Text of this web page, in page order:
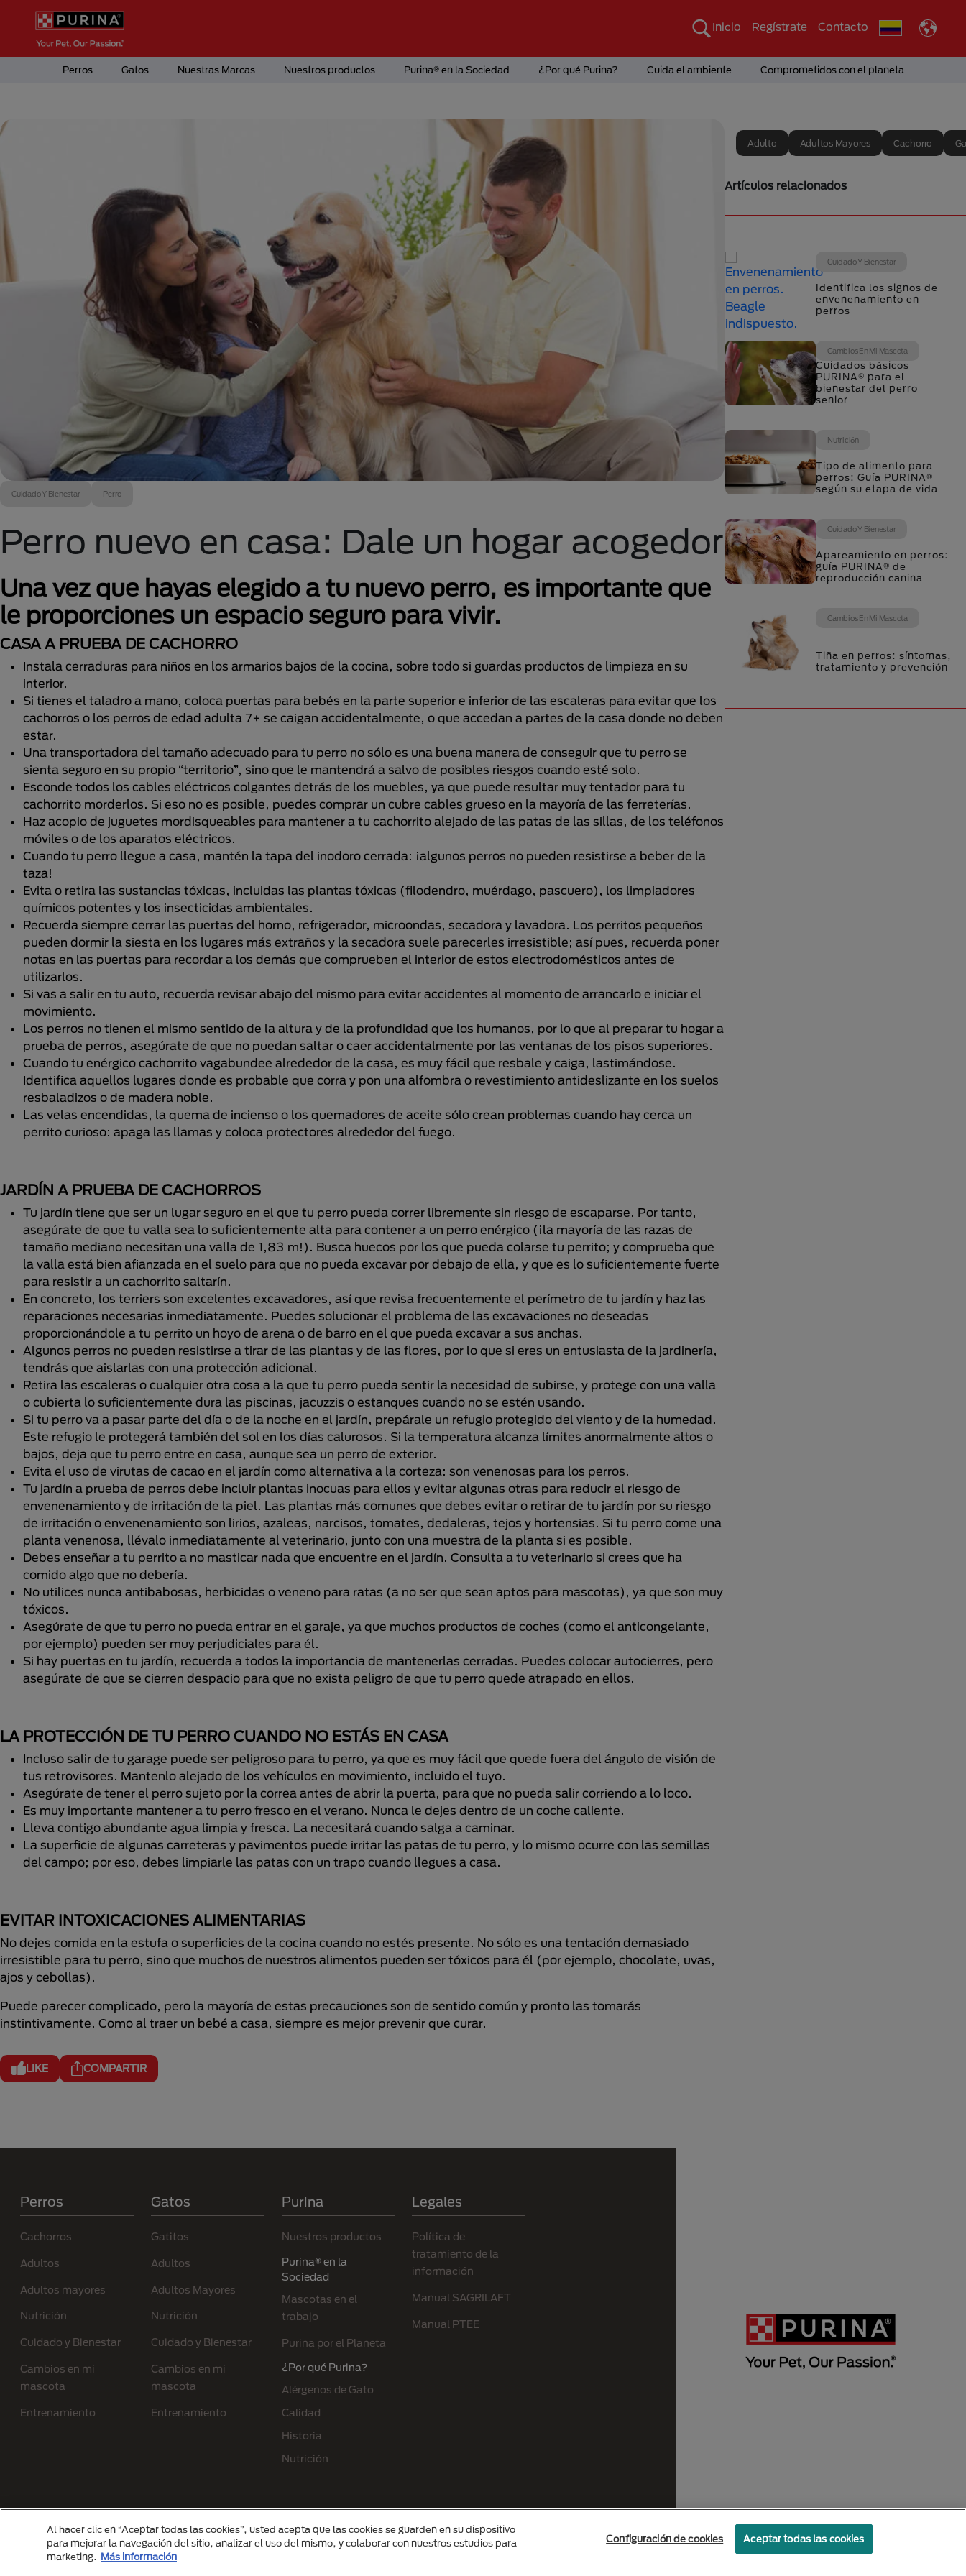
Pasar al contenido principal
Menú Secundario Purina
Inicio Regístrate Contacto
Menú Principal Purina
Perros Gatos Nuestras Marcas Nuestros productos Purina® en la Sociedad ¿Por qué Purina? Cuida el ambiente Comprometidos con el planeta
Cuidado Y Bienestar Perro
Perro nuevo en casa: Dale un hogar acogedor
Una vez que hayas elegido a tu nuevo perro, es importante que
le proporciones un espacio seguro para vivir.
CASA A PRUEBA DE CACHORRO
Instala cerraduras para niños en los armarios bajos de la cocina, sobre todo si guardas productos de limpieza en su
interior.
Si tienes el taladro a mano, coloca puertas para bebés en la parte superior e inferior de las escaleras para evitar que los
cachorros o los perros de edad adulta 7+ se caigan accidentalmente, o que accedan a partes de la casa donde no deben
estar.
Una transportadora del tamaño adecuado para tu perro no sólo es una buena manera de conseguir que tu perro se
sienta seguro en su propio “territorio”, sino que le mantendrá a salvo de posibles riesgos cuando esté solo.
Esconde todos los cables eléctricos colgantes detrás de los muebles, ya que puede resultar muy tentador para tu
cachorrito morderlos. Si eso no es posible, puedes comprar un cubre cables grueso en la mayoría de las ferreterías.
Haz acopio de juguetes mordisqueables para mantener a tu cachorrito alejado de las patas de las sillas, de los teléfonos
móviles o de los aparatos eléctricos.
Cuando tu perro llegue a casa, mantén la tapa del inodoro cerrada: ¡algunos perros no pueden resistirse a beber de la
taza!
Evita o retira las sustancias tóxicas, incluidas las plantas tóxicas (filodendro, muérdago, pascuero), los limpiadores
químicos potentes y los insecticidas ambientales.
Recuerda siempre cerrar las puertas del horno, refrigerador, microondas, secadora y lavadora. Los perritos pequeños
pueden dormir la siesta en los lugares más extraños y la secadora suele parecerles irresistible; así pues, recuerda poner
notas en las puertas para recordar a los demás que comprueben el interior de estos electrodomésticos antes de
utilizarlos.
Si vas a salir en tu auto, recuerda revisar abajo del mismo para evitar accidentes al momento de arrancarlo e iniciar el
movimiento.
Los perros no tienen el mismo sentido de la altura y de la profundidad que los humanos, por lo que al preparar tu hogar a
prueba de perros, asegúrate de que no puedan saltar o caer accidentalmente por las ventanas de los pisos superiores.
Cuando tu enérgico cachorrito vagabundee alrededor de la casa, es muy fácil que resbale y caiga, lastimándose.
Identifica aquellos lugares donde es probable que corra y pon una alfombra o revestimiento antideslizante en los suelos
resbaladizos o de madera noble.
Las velas encendidas, la quema de incienso o los quemadores de aceite sólo crean problemas cuando hay cerca un
perrito curioso: apaga las llamas y coloca protectores alrededor del fuego.
JARDÍN A PRUEBA DE CACHORROS
Tu jardín tiene que ser un lugar seguro en el que tu perro pueda correr libremente sin riesgo de escaparse. Por tanto,
asegúrate de que tu valla sea lo suficientemente alta para contener a un perro enérgico (¡la mayoría de las razas de
tamaño mediano necesitan una valla de 1,83 m!). Busca huecos por los que pueda colarse tu perrito; y comprueba que
la valla está bien afianzada en el suelo para que no pueda excavar por debajo de ella, y que es lo suficientemente fuerte
para resistir a un cachorrito saltarín.
En concreto, los terriers son excelentes excavadores, así que revisa frecuentemente el perímetro de tu jardín y haz las
reparaciones necesarias inmediatamente. Puedes solucionar el problema de las excavaciones no deseadas
proporcionándole a tu perrito un hoyo de arena o de barro en el que pueda excavar a sus anchas.
Algunos perros no pueden resistirse a tirar de las plantas y de las flores, por lo que si eres un entusiasta de la jardinería,
tendrás que aislarlas con una protección adicional.
Retira las escaleras o cualquier otra cosa a la que tu perro pueda sentir la necesidad de subirse, y protege con una valla
o cubierta lo suficientemente dura las piscinas, jacuzzis o estanques cuando no se estén usando.
Si tu perro va a pasar parte del día o de la noche en el jardín, prepárale un refugio protegido del viento y de la humedad.
Este refugio le protegerá también del sol en los días calurosos. Si la temperatura alcanza límites anormalmente altos o
bajos, deja que tu perro entre en casa, aunque sea un perro de exterior.
Evita el uso de virutas de cacao en el jardín como alternativa a la corteza: son venenosas para los perros.
Tu jardín a prueba de perros debe incluir plantas inocuas para ellos y evitar algunas otras para reducir el riesgo de
envenenamiento y de irritación de la piel. Las plantas más comunes que debes evitar o retirar de tu jardín por su riesgo
de irritación o envenenamiento son lirios, azaleas, narcisos, tomates, dedaleras, tejos y hortensias. Si tu perro come una
planta venenosa, llévalo inmediatamente al veterinario, junto con una muestra de la planta si es posible.
Debes enseñar a tu perrito a no masticar nada que encuentre en el jardín. Consulta a tu veterinario si crees que ha
comido algo que no debería.
No utilices nunca antibabosas, herbicidas o veneno para ratas (a no ser que sean aptos para mascotas), ya que son muy
tóxicos.
Asegúrate de que tu perro no pueda entrar en el garaje, ya que muchos productos de coches (como el anticongelante,
por ejemplo) pueden ser muy perjudiciales para él.
Si hay puertas en tu jardín, recuerda a todos la importancia de mantenerlas cerradas. Puedes colocar autocierres, pero
asegúrate de que se cierren despacio para que no exista peligro de que tu perro quede atrapado en ellos.
LA PROTECCIÓN DE TU PERRO CUANDO NO ESTÁS EN CASA
Incluso salir de tu garage puede ser peligroso para tu perro, ya que es muy fácil que quede fuera del ángulo de visión de
tus retrovisores. Mantenlo alejado de los vehículos en movimiento, incluido el tuyo.
Asegúrate de tener el perro sujeto por la correa antes de abrir la puerta, para que no pueda salir corriendo a lo loco.
Es muy importante mantener a tu perro fresco en el verano. Nunca le dejes dentro de un coche caliente.
Lleva contigo abundante agua limpia y fresca. La necesitará cuando salga a caminar.
La superficie de algunas carreteras y pavimentos puede irritar las patas de tu perro, y lo mismo ocurre con las semillas
del campo; por eso, debes limpiarle las patas con un trapo cuando llegues a casa.
EVITAR INTOXICACIONES ALIMENTARIAS
No dejes comida en la estufa o superficies de la cocina cuando no estés presente. No sólo es una tentación demasiado
irresistible para tu perro, sino que muchos de nuestros alimentos pueden ser tóxicos para él (por ejemplo, chocolate, uvas,
ajos y cebollas).
Puede parecer complicado, pero la mayoría de estas precauciones son de sentido común y pronto las tomarás
instintivamente. Como al traer un bebé a casa, siempre es mejor prevenir que curar.
LIKE COMPARTIR
Adulto Adultos Mayores Cachorro
Artículos relacionados
Cuidado Y Bienestar
Identifica los signos de
envenenamiento en
perros
Cambios En Mi Mascota
Cuidados básicos
PURINA® para el
bienestar del perro
senior
Nutrición
Tipo de alimento para
perros: Guía PURINA®
según su etapa de vida
Cuidado Y Bienestar
Apareamiento en perros:
guía PURINA® de
reproducción canina
Cambios En Mi Mascota
Tiña en perros: síntomas,
tratamiento y prevención
Perros
Cachorros
Adultos
Adultos mayores
Nutrición
Cuidado y Bienestar
Cambios en mi
mascota
Entrenamiento
Gatos
Gatitos
Adultos
Adultos Mayores
Nutrición
Cuidado y Bienestar
Cambios en mi
mascota
Entrenamiento
Purina
Nuestros productos
Purina® en la
Sociedad
Mascotas en el
trabajo
Purina por el Planeta
¿Por qué Purina?
Alérgenos de Gato
Calidad
Historia
Nutrición
Legales
Política de
tratamiento de la
información
Manual SAGRILAFT
Manual PTEE
Menu Footer Secundario Purina
Al hacer clic en “Aceptar todas las cookies”, usted acepta que las cookies se guarden en su dispositivo
para mejorar la navegación del sitio, analizar el uso del mismo, y colaborar con nuestros estudios para
marketing. Más información
Configuración de cookies Aceptar todas las cookies